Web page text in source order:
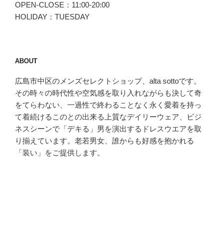
OPEN-CLOSE：11:00-20:00
HOLIDAY：TUESDAY
ABOUT
広島市中区のメンズセレクトショップ、alta sottoです。
その時々の時代性や空気感を取り入れながらも決して奇
をてらわない、一過性で終わることなく永く愛着を持っ
て着続けるこのとの出来る上質なデイリーウェア、ビジ
ネスシーンで「デキる」男を演出するドレスウエアを取
り揃えています。老若男女、誰からも好感を抱かれる
「装い」をご提供します。